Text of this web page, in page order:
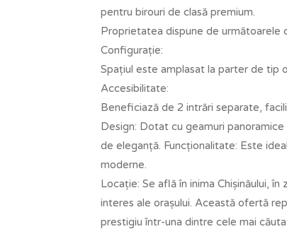
pentru birouri de clasă premium.
Proprietatea dispune de următoarele
Configurație:
Spațiul este amplasat la parter de tip
Accesibilitate:
Beneficiază de 2 intrări separate,
Design: Dotat cu geamuri
de eleganță. Funcționalitate: Este
moderne.
Locație: Se află în inima Chișinăului,
interes ale orașului. Această ofertă
prestigiu într-una dintre cele mai